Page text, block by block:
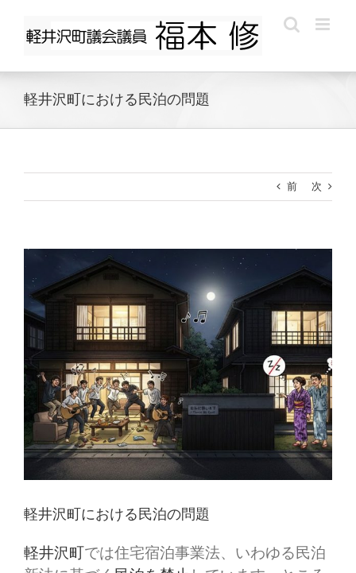
content
軽井沢町における民泊の問題
前 次
Image
軽井沢町における民泊の問題
軽井沢町では住宅宿泊事業法、いわゆる民泊